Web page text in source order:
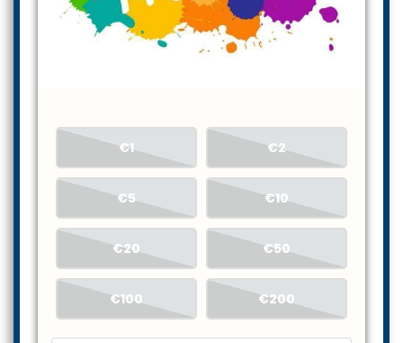
€1 €2
€5 €10
€20 €50
€100 €200